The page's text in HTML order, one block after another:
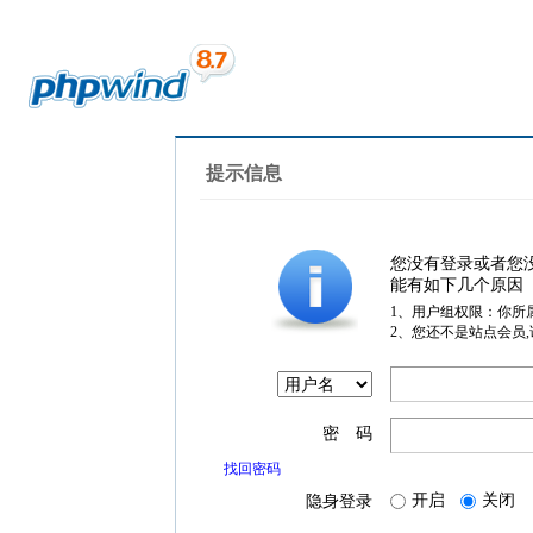
提示信息
您没有登录或者您
能有如下几个原因
1、用户组权限：你所
2、您还不是站点会员
密 码
找回密码
隐身登录 开启 关闭